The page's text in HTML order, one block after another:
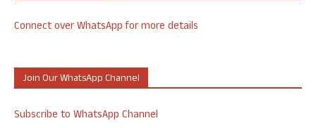
Connect over WhatsApp for more details
Join Our WhatsApp Channel
Subscribe to WhatsApp Channel